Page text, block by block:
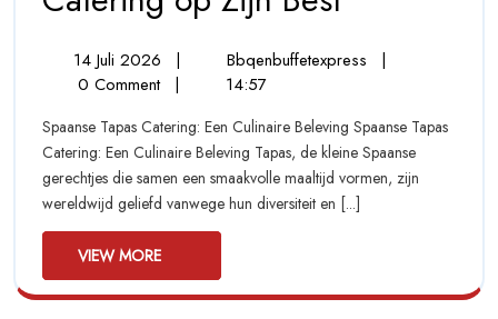
Verwennerij:
Spaanse
Catering
Op
Zijn
Best
14 Juli 2026
14
Juli
| Bbqenbuffetexpress
Genieten
Verwennerij:
Spaanse
Tapas
|
0 Comment | 14:57
Spaanse Tapas Catering: Een Culinaire Beleving Spaanse Tapas
Catering: Een Culinaire Beleving Tapas, de kleine Spaanse
gerechtjes die samen een smaakvolle maaltijd vormen, zijn
wereldwijd geliefd vanwege hun diversiteit en [...]
VIEW MORE
More